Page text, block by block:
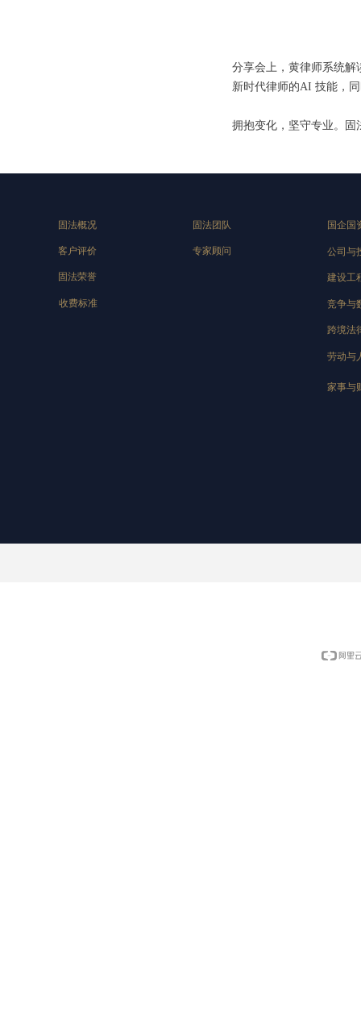
分享会上，黄律师系统
新时代律师的AI 技能，
拥抱变化，坚守专业。固
公司与
跨境法
建设工
竞争与
劳动与
国企国
客户评价
固法荣誉
固法概况
专家顾问
固法团队
家事与
收费标准